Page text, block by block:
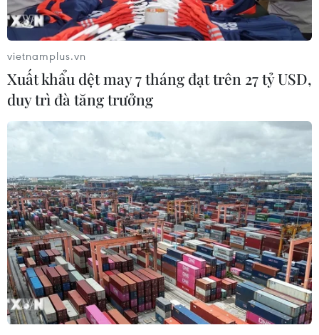
Theo Cục Hàng không Việt Nam, các hãng hàng không
đã đẩy mạnh hoạt động khai thác đường bay mới, góp
quốc tế.
vietnamplus.vn
Xuất khẩu dệt may 7 tháng đạt trên 27 tỷ USD,
duy trì đà tăng trưởng